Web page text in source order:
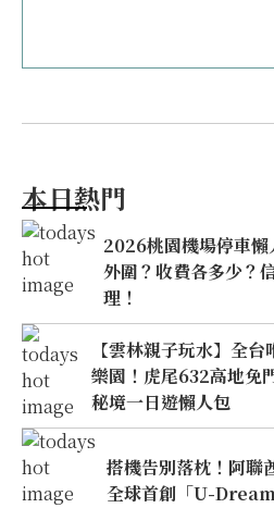
本日熱門
2026桃園機場停車
外圍？收費各多少？
理！
【雲林親子玩水】全
樂園！虎尾632高地免
秘境一日遊懶人包
搭機告別落枕！阿聯
全球首創「U-